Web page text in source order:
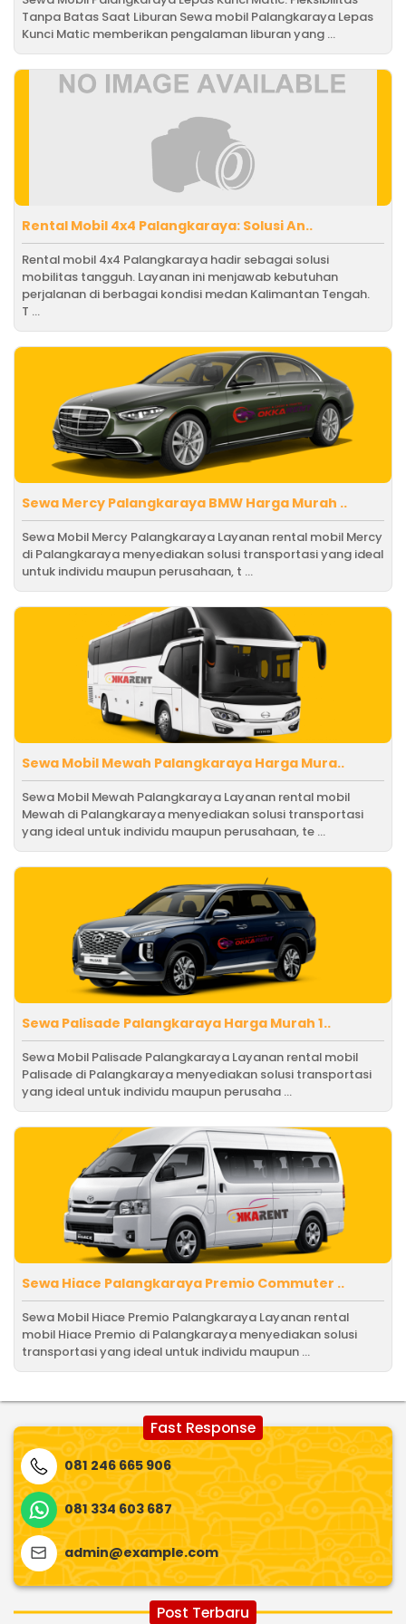
Tanpa Batas Saat Liburan Sewa mobil Palangkaraya Lepas
Kunci Matic memberikan pengalaman liburan yang ...
Rental Mobil 4x4 Palangkaraya: Solusi An..
Rental mobil 4x4 Palangkaraya hadir sebagai solusi
mobilitas tangguh. Layanan ini menjawab kebutuhan
perjalanan di berbagai kondisi medan Kalimantan Tengah.
T ...
Sewa Mercy Palangkaraya BMW Harga Murah ..
Sewa Mobil Mercy Palangkaraya Layanan rental mobil Mercy
di Palangkaraya menyediakan solusi transportasi yang ideal
untuk individu maupun perusahaan, t ...
Sewa Mobil Mewah Palangkaraya Harga Mura..
Sewa Mobil Mewah Palangkaraya Layanan rental mobil
Mewah di Palangkaraya menyediakan solusi transportasi
yang ideal untuk individu maupun perusahaan, te ...
Sewa Palisade Palangkaraya Harga Murah 1..
Sewa Mobil Palisade Palangkaraya Layanan rental mobil
Palisade di Palangkaraya menyediakan solusi transportasi
yang ideal untuk individu maupun perusaha ...
Sewa Hiace Palangkaraya Premio Commuter ..
Sewa Mobil Hiace Premio Palangkaraya Layanan rental
mobil Hiace Premio di Palangkaraya menyediakan solusi
transportasi yang ideal untuk individu maupun ...
Fast Response
081 246 665 906
081 334 603 687
admin@example.com
Post Terbaru